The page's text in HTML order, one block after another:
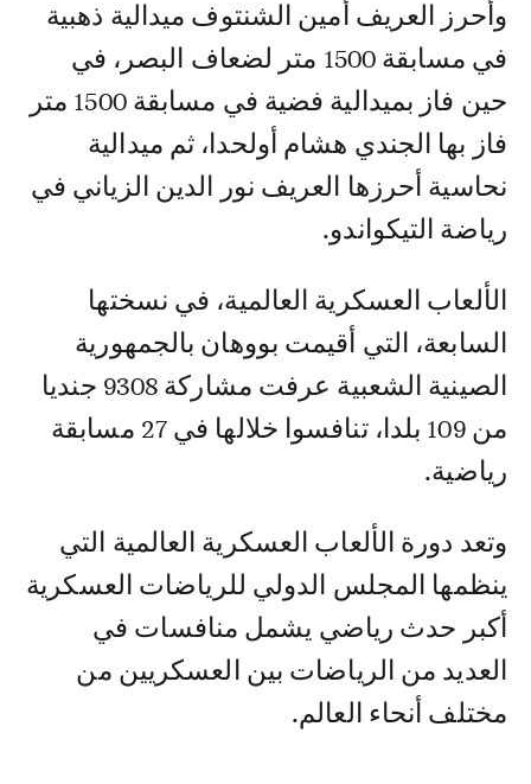
وأحرز العريف أمين الشنتوف ميدالية ذهبية
في مسابقة 1500 متر لضعاف البصر، في
حين فاز بميدالية فضية في مسابقة 1500 متر
فاز بها الجندي هشام أولحدا، ثم ميدالية
نحاسية أحرزها العريف نور الدين الزياني في
رياضة التيكواندو.
الألعاب العسكرية العالمية، في نسختها
السابعة، التي أقيمت بووهان بالجمهورية
الصينية الشعبية عرفت مشاركة 9308 جنديا
من 109 بلدا، تنافسوا خلالها في 27 مسابقة
رياضية.
وتعد دورة الألعاب العسكرية العالمية التي
ينظمها المجلس الدولي للرياضات العسكرية
أكبر حدث رياضي يشمل منافسات في
العديد من الرياضات بين العسكريين من
مختلف أنحاء العالم.